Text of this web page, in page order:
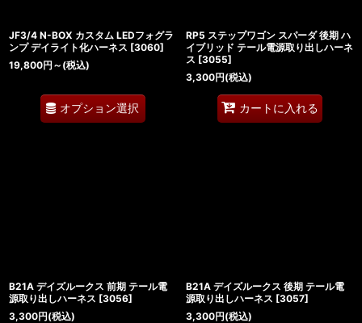
JF3/4 N-BOX カスタム LEDフォグラ
ンプ デイライト化ハーネス [3060]
19,800円 ～ (税込)
オプション選択
RP5 ステップワゴン スパーダ 後期 ハ
イブリッド テール電源取り出しハーネ
ス [3055]
3,300円(税込)
カートに入れる
B21A デイズルークス 前期 テール電
源取り出しハーネス [3056]
3,300円(税込)
B21A デイズルークス 後期 テール電
源取り出しハーネス [3057]
3,300円(税込)